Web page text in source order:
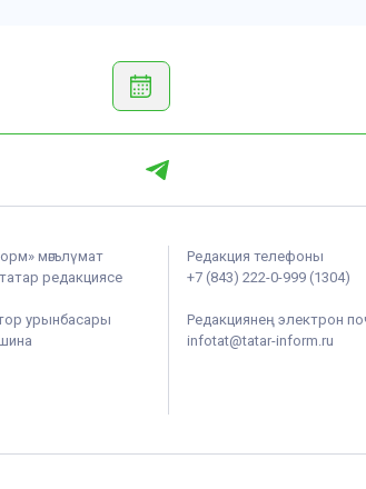
мәгълүмат
редакциясе
урынбасары
Редакция телефоны
+7 (843) 222-0-999 (1304)
Редакциянең электрон
infotat@tatar-inform.ru